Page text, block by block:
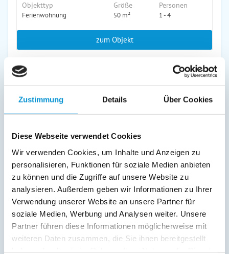
Zustimmung Details Über Cookies
Diese Webseite verwendet Cookies
Wir verwenden Cookies, um Inhalte und Anzeigen zu
personalisieren, Funktionen für soziale Medien anbieten
zu können und die Zugriffe auf unsere Website zu
analysieren. Außerdem geben wir Informationen zu Ihrer
Verwendung unserer Website an unsere Partner für
soziale Medien, Werbung und Analysen weiter. Unsere
Partner führen diese Informationen möglicherweise mit
weiteren Daten zusammen, die Sie ihnen bereitgestellt
Objekttyp
Ferienwohnung
Größe
50 m²
Personen
1 - 4
zum Objekt
online buchbar
in Stoltebüll
Objekttyp
Ferienwohnung
Größe
45 m²
Personen
1 - 2
zum Objekt
online buchbar